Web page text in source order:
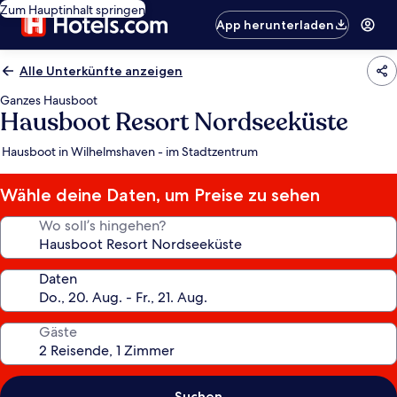
Zum Hauptinhalt springen
App herunterladen
Alle Unterkünfte anzeigen
Ganzes Hausboot
Hausboot Resort Nordseeküste
Hausboot in Wilhelmshaven - im Stadtzentrum
Wähle deine Daten, um Preise zu sehen
Wo soll’s hingehen?
Daten
Gäste